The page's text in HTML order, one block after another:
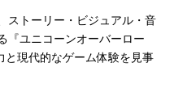
ストーリー・ビジュアル・音
『ユニコーンオーバーロー
と現代的なゲーム体験を見事